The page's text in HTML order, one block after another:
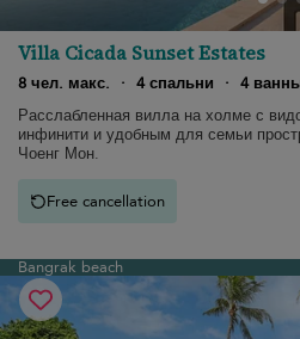
Villa Cicada Sunset Estates
8 чел. макс.
· 4 спальни · 4
Расслабленная вилла на холме с
инфинити и удобным для семьи
Чоенг Мон.
Free cancellation
Bangrak beach